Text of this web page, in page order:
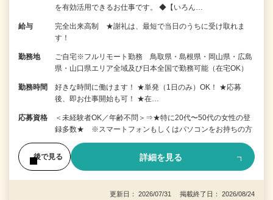
を有効活用できるお仕事です。 ◆【いろん…
給与
完全出来高制 ★謝礼は、最短で当日のうちに受け取れま
す！
勤務地
ご自宅※フルリモート勤務 鳥取県・島根県・岡山県・広島
県・山口県エリア全域及び日本全国で勤務可能（在宅OK）
勤務時間
好きな時間に働けます！ ★単発（1日のみ）OK！ ★応募
後、即お仕事開始も可！ ★在…
応募資格
＜未経験者OK／年齢不問＞⇒★特に20代〜50代の女性の登
録多数★ ※スマートフォンもしくはパソコンをお持ちの方
後で見る 詳細を見る
更新日： 2026/07/31 掲載終了日： 2026/08/24